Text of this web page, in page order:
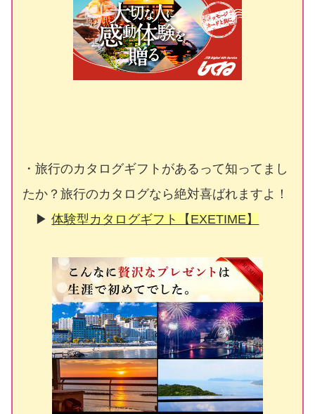
・旅行のカタログギフトがあるって知ってまし
たか？旅行のカタログなら絶対喜ばれますよ！
▶体験型カタログギフト【EXETIME】